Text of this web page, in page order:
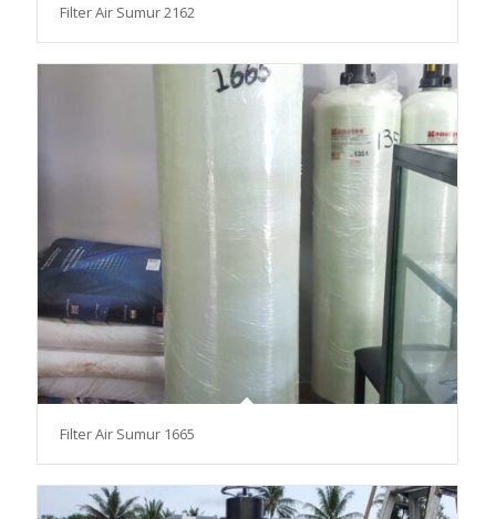
Filter Air Sumur 2162
Filter Air Sumur 1665